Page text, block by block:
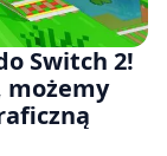
Switch 2!
możemy